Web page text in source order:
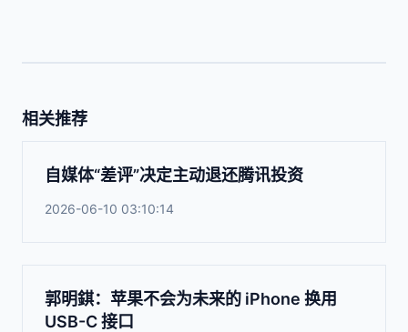
相关推荐
自媒体“差评”决定主动退还腾讯投资
2026-06-10 03:10:14
郭明錤：苹果不会为未来的 iPhone 换用
USB-C 接口